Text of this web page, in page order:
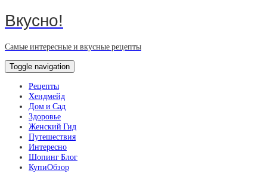
Вкусно!
Самые интересные и вкусные рецепты
Toggle navigation
Рецепты
Хендмейд
Дом и Сад
Здоровье
Женский Гид
Путешествия
Интересно
Шопинг Блог
КупиОбзор